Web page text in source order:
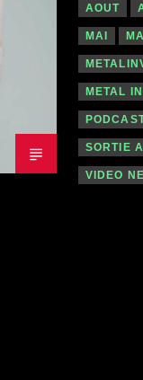
AOUT
MAI
METAL
SORTIE
VIDEO